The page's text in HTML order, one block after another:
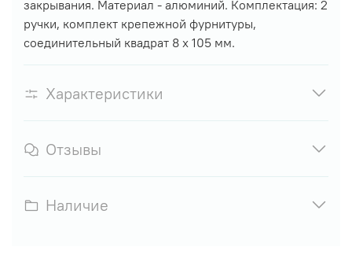
закрывания. Материал - алюминий. Комплектация: 2
ручки, комплект крепежной фурнитуры,
соединительный квадрат 8 x 105 мм.
Характеристики
Отзывы
Наличие